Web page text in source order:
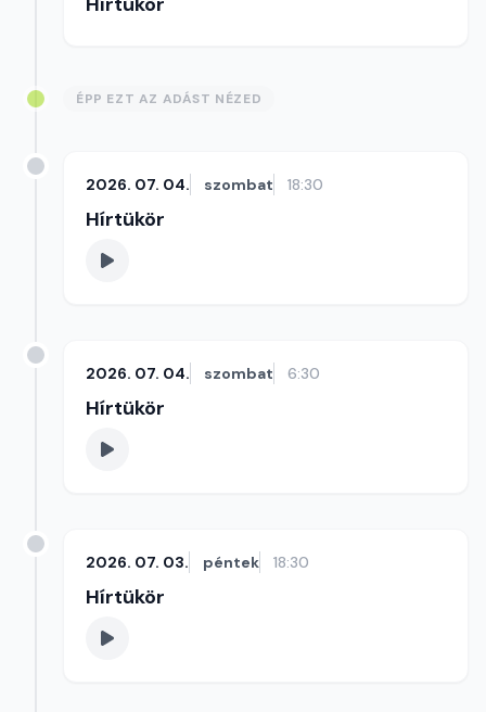
ÉPP EZT AZ ADÁST NÉZED
2026. 07. 04. szombat 18:30
Hírtükör
2026. 07. 04. szombat 6:30
Hírtükör
2026. 07. 03. péntek 18:30
Hírtükör